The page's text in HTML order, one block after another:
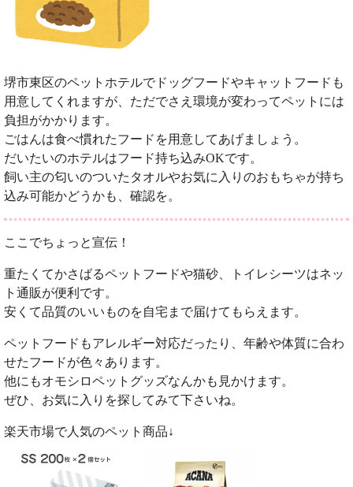
堺市東区のペットホテルでドッグフードやキャットフードも
用意してくれますが、ただでさえ環境が変わってペットには
負担がかかります。
ごはんは食べ慣れたフードを用意してあげましょう。
だいたいのホテルはフード持ち込みOKです。
飼い主の匂いのついたタオルやお気に入りのおもちゃが持ち
込み可能かどうかも、確認を。
ここでちょっと宣伝！
重たくてかさばるペットフードや猫砂、トイレシーツはネッ
ト通販が便利です。
安くて品質のいいものを自宅まで届けてもらえます。
ペットフードもアレルギー対応だったり、年齢や体質に合わ
せたフードが色々あります。
他にもオモシロペットグッズなんかも見かけます。
ぜひ、お気に入りを探してみて下さいね。
楽天市場で人気のペット商品↓